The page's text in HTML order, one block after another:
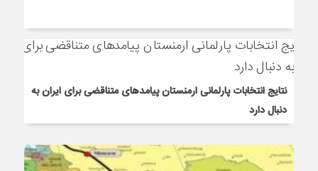
نتایج انتخابات پارلمانی ارمنستان پیامدهای متناقضی برای ایران به
دنبال دارد